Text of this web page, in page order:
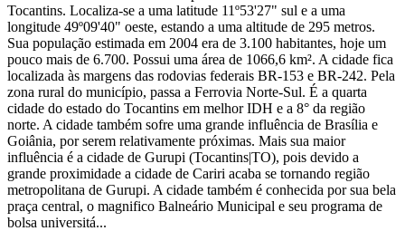
Tocantins. Localiza-se a uma latitude 11º53'27" sul e a uma
longitude 49º09'40" oeste, estando a uma altitude de 295 metros.
Sua população estimada em 2004 era de 3.100 habitantes, hoje um
pouco mais de 6.700. Possui uma área de 1066,6 km². A cidade fica
localizada às margens das rodovias federais BR-153 e BR-242. Pela
zona rural do município, passa a Ferrovia Norte-Sul. É a quarta
cidade do estado do Tocantins em melhor IDH e a 8° da região
norte. A cidade também sofre uma grande influência de Brasília e
Goiânia, por serem relativamente próximas. Mais sua maior
influência é a cidade de Gurupi (Tocantins|TO), pois devido a
grande proximidade a cidade de Cariri acaba se tornando região
metropolitana de Gurupi. A cidade também é conhecida por sua bela
praça central, o magnifico Balneário Municipal e seu programa de
bolsa universitá...